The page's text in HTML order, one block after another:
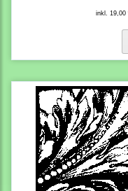
inkl. 19,00